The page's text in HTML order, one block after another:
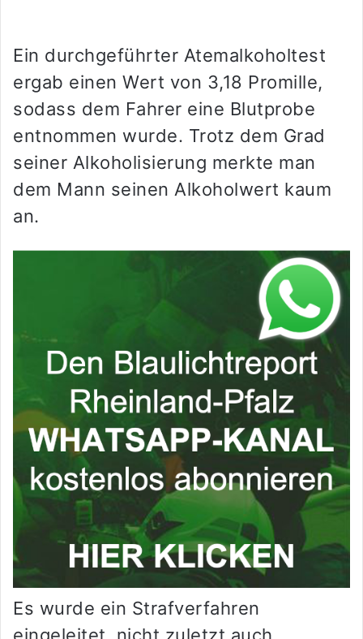
Ein durchgeführter Atemalkoholtest
ergab einen Wert von 3,18 Promille,
sodass dem Fahrer eine Blutprobe
entnommen wurde. Trotz dem Grad
seiner Alkoholisierung merkte man
dem Mann seinen Alkoholwert kaum
an.
Es wurde ein Strafverfahren
eingeleitet, nicht zuletzt auch